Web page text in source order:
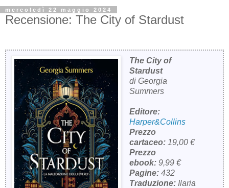
mercoledì 22 maggio 2024
Recensione: The City of Stardust
The City of
Stardust
di Georgia
Summers
Editore:
Harper&Collins
Prezzo
cartaceo:19,00 €
Prezzo
ebook:9,99 €
Pagine:432
Traduzione:Ilaria